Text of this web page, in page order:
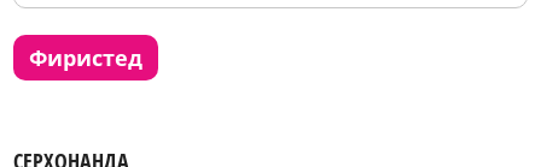
фиристед
СЕРХОНАНДА